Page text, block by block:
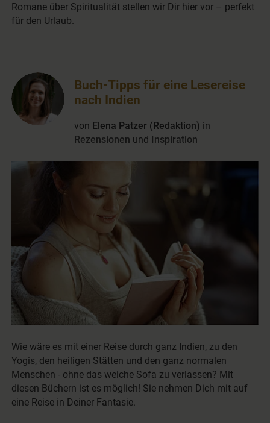
Romane über Spiritualität stellen wir Dir hier vor – perfekt
für den Urlaub.
Wie wäre es mit einer Reise durch ganz Indien, zu den
Yogis, den heiligen Stätten und den ganz normalen
Menschen - ohne das weiche Sofa zu verlassen? Mit
diesen Büchern ist es möglich! Sie nehmen Dich mit auf
eine Reise in Deiner Fantasie.
Buch-Tipps für eine Lesereise
nach Indien
von Elena Patzer (Redaktion) in
Rezensionen und Inspiration